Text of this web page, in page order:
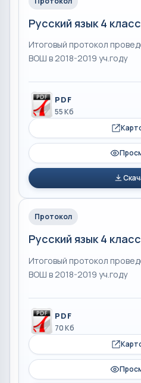
Русский язык 4
Итоговый протокол
ВОШ в 2018-2019 уч.году
PDF
55 Кб
Протокол
Русский язык 4
Итоговый протокол
ВОШ в 2018-2019 уч.году
PDF
70 Кб